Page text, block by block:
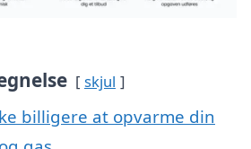
skjul
billigere at opvarme din